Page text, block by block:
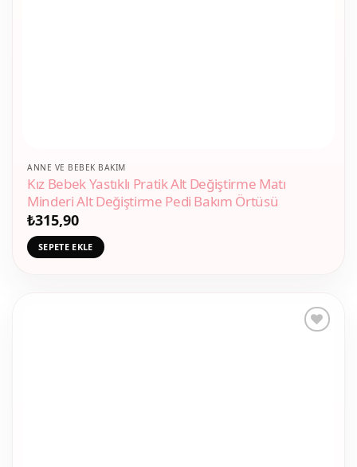
ANNE VE BEBEK BAKIM
Kız Bebek Yastıklı Pratik Alt Değiştirme Matı
Minderi Alt Değiştirme Pedi Bakım Örtüsü
₺315,90
SEPETE EKLE